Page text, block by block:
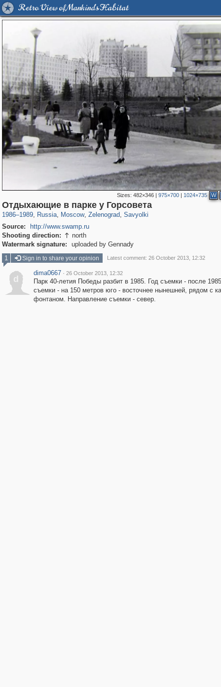
Retro View of Mankind's Habitat
Sizes:482×346 |975×700 | 1024×735 W
Отдыхающие в парке у Горсовета
1986–1989, Russia
1,405,779 29,243
, Moscow
319,716 8,286
, Zelenograd
4,221 17
, Savyolki
1,320 4
Source:
http://www.swamp.ru
Shooting direction:  north
Watermark signature:
uploaded by Gennady
1
Sign in to share your opinion Latest comment: 26 October 2013, 12:32
d
dima0667 · 26 October 2013, 12:32
Парк 40-летия Победы разбит в 1985. Год съемки - после
съемки - на 150 метров юго - восточнее нынешней, рядом с
фонтаном. Направление съемки - север.